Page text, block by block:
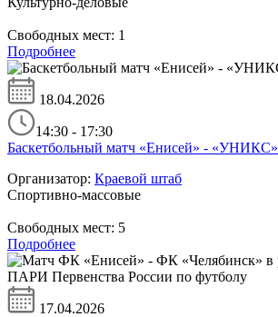
Свободных мест: 1
Подробнее
18.04.2026
14:30 - 17:30
Баскетбольный матч «Енисей» - «УНИКС»
Организатор: Краевой штаб
Спортивно-массовые
Свободных мест: 5
Подробнее
17.04.2026